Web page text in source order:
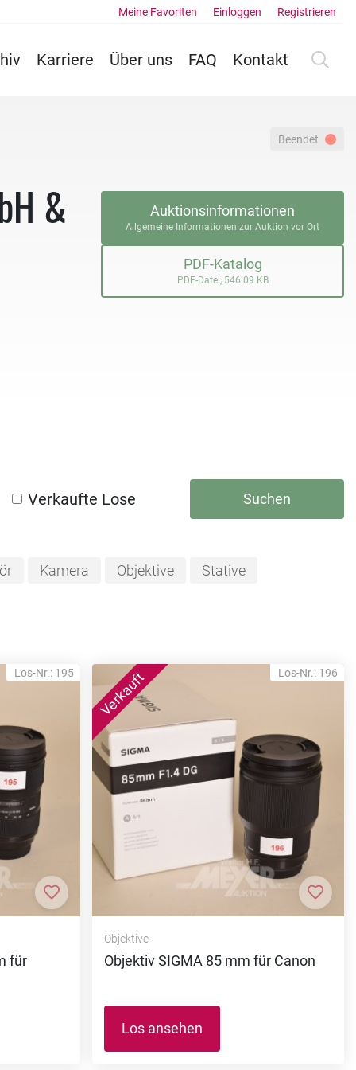
Karriere Über uns FAQ Kontakt
Meine Favoriten Einloggen Registrieren
Beendet
&
Auktionsinformationen
Allgemeine Informationen zur Auktion vor Ort
PDF-Katalog
PDF-Datei, 546.09 KB
Verkaufte Lose Suchen
Kamera Objektive
Stative
Los-Nr.: 195
Zur Merkliste hinzufügen
für
Los-Nr.: 196
Zur
Objektive
Objektiv SIGMA 85 mm für Canon
Los ansehen